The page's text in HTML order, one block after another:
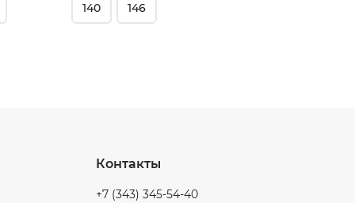
140 146
Контакты
+7 (343) 345-54-40